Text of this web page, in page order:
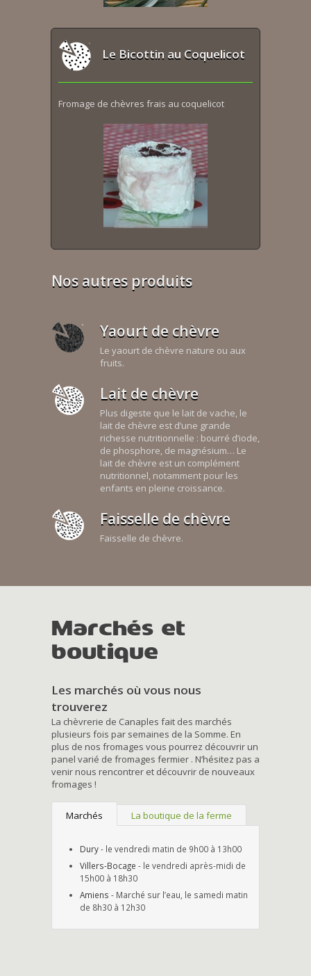
Le Bicottin au Coquelicot
Fromage de chèvres frais au coquelicot
Nos autres produits
Yaourt de chèvre
Le yaourt de chèvre nature ou aux
fruits.
Lait de chèvre
Plus digeste que le lait de vache, le
lait de chèvre est d’une grande
richesse nutritionnelle : bourré d’iode,
de phosphore, de magnésium… Le
lait de chèvre est un complément
nutritionnel, notamment pour les
enfants en pleine croissance.
Faisselle de chèvre
Faisselle de chèvre.
Marchés et
boutique
Les marchés où vous nous
trouverez
La chèvrerie de Canaples fait des marchés
plusieurs fois par semaines de la Somme. En
plus de nos fromages vous pourrez découvrir un
panel varié de fromages fermier . N’hésitez pas a
venir nous rencontrer et découvrir de nouveaux
fromages !
Marchés La boutique de la ferme
Dury- le vendredi matin de 9h00 à 13h00
Villers-Bocage - le vendredi après-midi de
15h00 à 18h30
Amiens - Marché sur l’eau, le samedi matin
de 8h30 à 12h30